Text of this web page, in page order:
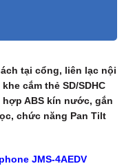
tại cổng, liên lạc nội
cắm thẻ SD/SDHC
ABS kín nước, gắn
chức năng Pan Tilt
JMS-4AEDV